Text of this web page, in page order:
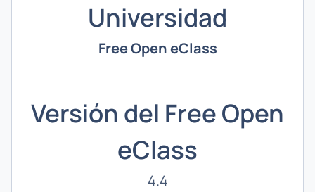
Universidad
Free Open eClass
Versión del Free Open
eClass
4.4